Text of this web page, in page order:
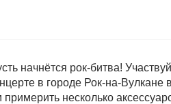
начнётся рок-битва!
в городе Рок-на-
примерить несколько